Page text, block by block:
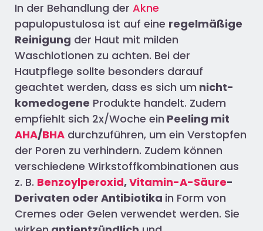
In der Behandlung der Akne
papulopustulosa ist auf eine regelmäßige
Reinigung der Haut mit milden
Waschlotionen zu achten. Bei der
Hautpflege sollte besonders darauf
geachtet werden, dass es sich um nicht-
komedogene Produkte handelt. Zudem
empfiehlt sich 2x/Woche ein Peeling mit
AHA/BHA durchzuführen, um ein Verstopfen
der Poren zu verhindern. Zudem können
verschiedene Wirkstoffkombinationen aus
z. B. Benzoylperoxid,Vitamin-A-Säure-
Derivaten oder Antibiotika in Form von
Cremes oder Gelen verwendet werden. Sie